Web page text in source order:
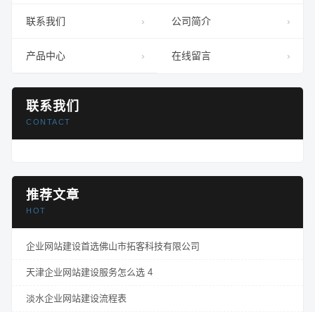
联系我们 公司简介
产品中心 在线留言
联系我们
CONTACT
推荐文章
HOT
企业网站建设首选佛山市拓客科技有限公司
天津企业网站建设服务怎么选 4
淡水企业网站建设流程表